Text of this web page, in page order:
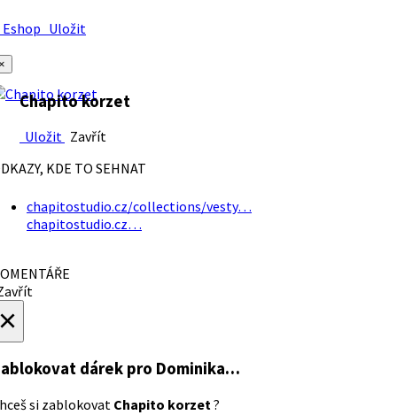
Uložit
Chapito korzet
Uložit Zavřít
KDE TO SEHNAT
chapitostudio.cz/collections/vesty…
chapitostudio.cz…
dárek pro Dominika…
si zablokovat Chapito korzet?